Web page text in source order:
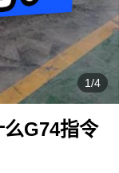
1/4
G74指令